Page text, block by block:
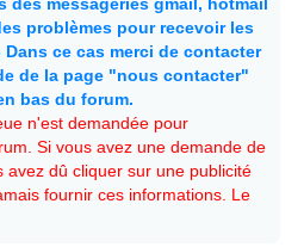
messageries gmail, hotmail
problèmes pour recevoir les
ce cas merci de contacter
de la page "nous contacter"
bas du forum.
n'est demandée pour
Si vous avez une demande de
avez dû cliquer sur une publicité
fournir ces informations. Le